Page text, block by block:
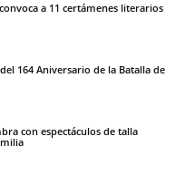
a 11 certámenes literarios
164 Aniversario de la Batalla de
con espectáculos de talla